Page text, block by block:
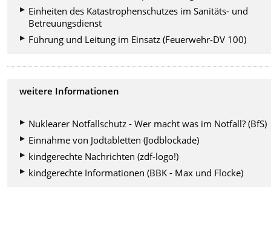
Einheiten des Katastrophenschutzes im Sanitäts- und
Betreuungsdienst
Führung und Leitung im Einsatz (Feuerwehr-DV 100)
weitere Informationen
Nuklearer Notfallschutz - Wer macht was im Notfall? (BfS)
Einnahme von Jodtabletten (Jodblockade)
kindgerechte Nachrichten (zdf-logo!)
kindgerechte Informationen (BBK - Max und Flocke)